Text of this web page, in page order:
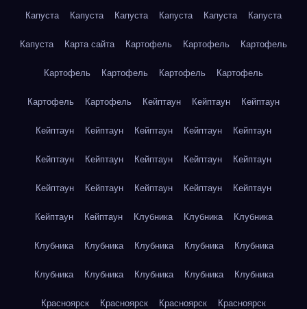
Капуста Капуста Капуста Капуста Капуста Капуста
Капуста Карта сайта Картофель Картофель Картофель
Картофель Картофель Картофель Картофель
Картофель Картофель Кейптаун Кейптаун Кейптаун
Кейптаун Кейптаун Кейптаун Кейптаун Кейптаун
Кейптаун Кейптаун Кейптаун Кейптаун Кейптаун
Кейптаун Кейптаун Кейптаун Кейптаун Кейптаун
Кейптаун Кейптаун Клубника Клубника Клубника
Клубника Клубника Клубника Клубника Клубника
Клубника Клубника Клубника Клубника Клубника
Красноярск Красноярск Красноярск Красноярск